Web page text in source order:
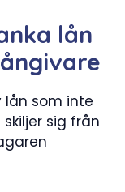
lån
lån som inte
sig från